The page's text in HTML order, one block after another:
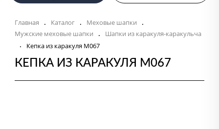
Главная . Каталог . Меховые шапки .
Мужские меховые шапки . Шапки из каракуля-каракульча
. Кепка из каракуля M067
КЕПКА ИЗ КАРАКУЛЯ M067